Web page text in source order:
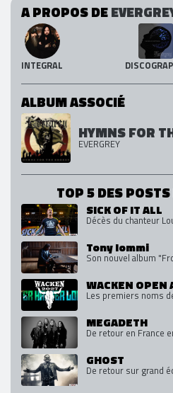
A PROPOS DE
INTEGRAL
ALBUM ASSOCIÉ
HYMNS FOR
EVERGREY
TOP 5 DES
SICK OF IT ALL
Décès du chanteur
Tony Iommi
Son nouvel album
WACKEN OPEN
Les premiers noms
MEGADETH
De retour en France
GHOST
De retour sur grand